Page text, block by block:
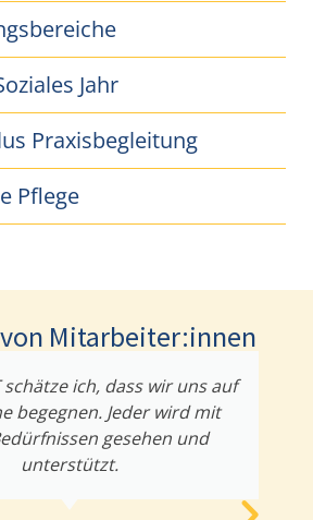
Jahr
Praxisbegleitung
Pflege
Mitarbeiter:innen
schätze ich, dass wir uns auf
begegnen. Jeder wird mit
gesehen und
unterstützt.